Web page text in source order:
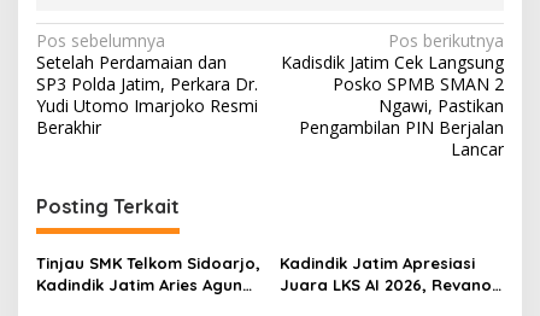
N
a
v
i
a
s
i
Pos sebelumnya
Setelah Perdamaian dan
SP3 Polda Jatim, Perkara Dr.
Yudi Utomo Imarjoko Resmi
Berakhir
Pos berikutnya
Kadisdik Jatim Cek Langsung
Posko SPMB SMAN 2
Ngawi, Pastikan
Pengambilan PIN Berjalan
Lancar
Posting Terkait
Tinjau SMK Telkom Sidoarjo,
Kadindik Jatim Aries Agung
Kadindik Jatim Apresiasi
Juara LKS AI 2026, Revano